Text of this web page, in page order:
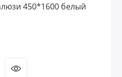
450*1600 белый